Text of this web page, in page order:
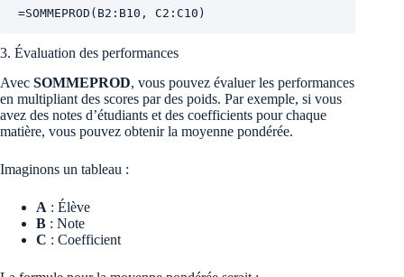
=SOMMEPROD(B2:B10, C2:C10)
3. Évaluation des performances
Avec SOMMEPROD, vous pouvez évaluer les performances
en multipliant des scores par des poids. Par exemple, si vous
avez des notes d’étudiants et des coefficients pour chaque
matière, vous pouvez obtenir la moyenne pondérée.
Imaginons un tableau :
A : Élève
B : Note
C : Coefficient